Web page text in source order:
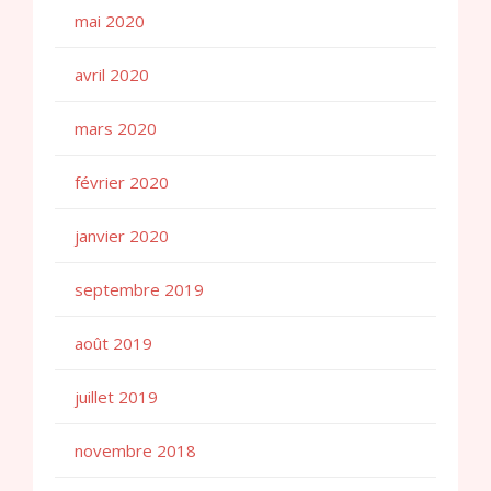
mai 2020
avril 2020
mars 2020
février 2020
janvier 2020
septembre 2019
août 2019
juillet 2019
novembre 2018